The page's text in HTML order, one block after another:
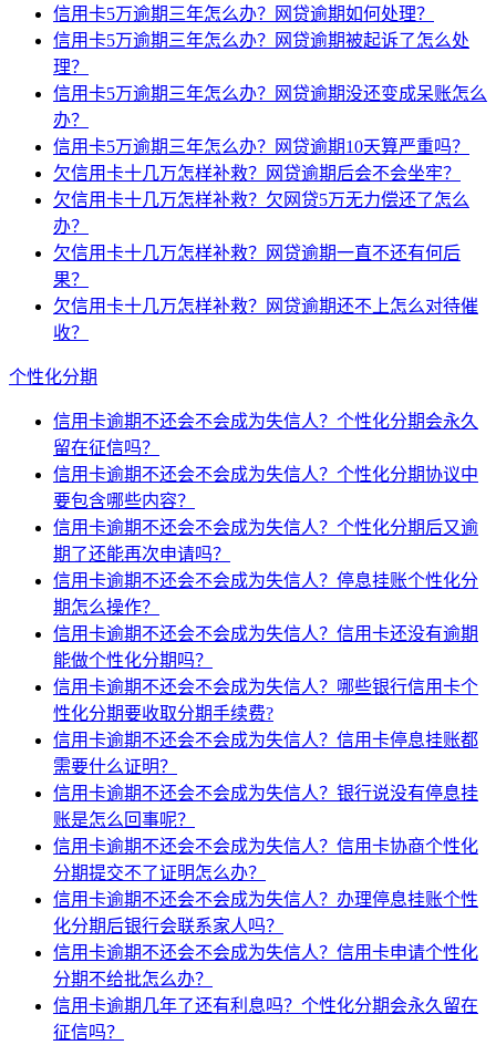
信用卡5万逾期三年怎么办？网贷逾期如何处理？
信用卡5万逾期三年怎么办？网贷逾期被起诉了怎么处
理？
信用卡5万逾期三年怎么办？网贷逾期没还变成呆账怎么
办？
信用卡5万逾期三年怎么办？网贷逾期10天算严重吗？
欠信用卡十几万怎样补救？网贷逾期后会不会坐牢？
欠信用卡十几万怎样补救？欠网贷5万无力偿还了怎么
办？
欠信用卡十几万怎样补救？网贷逾期一直不还有何后
果？
欠信用卡十几万怎样补救？网贷逾期还不上怎么对待催
收？
个性化分期
信用卡逾期不还会不会成为失信人？个性化分期会永久
留在征信吗？
信用卡逾期不还会不会成为失信人？个性化分期协议中
要包含哪些内容？
信用卡逾期不还会不会成为失信人？个性化分期后又逾
期了还能再次申请吗？
信用卡逾期不还会不会成为失信人？停息挂账个性化分
期怎么操作？
信用卡逾期不还会不会成为失信人？信用卡还没有逾期
能做个性化分期吗？
信用卡逾期不还会不会成为失信人？哪些银行信用卡个
性化分期要收取分期手续费?
信用卡逾期不还会不会成为失信人？信用卡停息挂账都
需要什么证明？
信用卡逾期不还会不会成为失信人？银行说没有停息挂
账是怎么回事呢？
信用卡逾期不还会不会成为失信人？信用卡协商个性化
分期提交不了证明怎么办？
信用卡逾期不还会不会成为失信人？办理停息挂账个性
化分期后银行会联系家人吗？
信用卡逾期不还会不会成为失信人？信用卡申请个性化
分期不给批怎么办？
信用卡逾期几年了还有利息吗？个性化分期会永久留在
征信吗？